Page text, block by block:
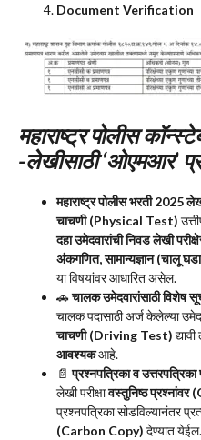
Document Verification
महाराष्ट्र पोलीस
-लेखीसाठी ‘ओएमआर’
महाराष्ट्र पोलीस भरती 2025
चाचणी (Physical Test)
दहा उमेदवारांची निवड लेखी
अंकगणित, सामान्यज्ञान (चालू
या विषयांवर आधारित असेल.
🚗चालक उमेदवारांसाठी विशेष
चालक पदासाठी अर्ज केलेल्या
चाचणी (Driving Test)
आवश्यकआहे.
📄प्रश्नपत्रिका व उत्तरपत्रिका
लेखी परीक्षावस्तुनिष्ठ
प्रश्नपत्रिका सोडविल्यानंतर
(Carbon Copy) देण्यात येईल.